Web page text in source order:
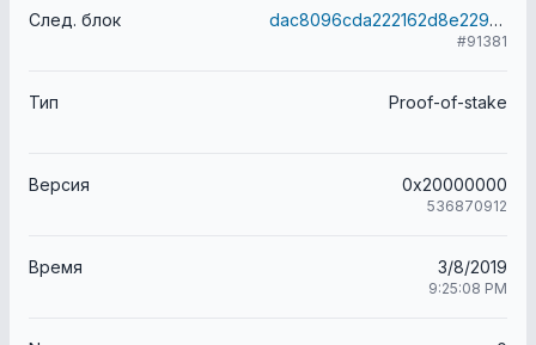
След. блок dac8096cda222162d8e2292be40f3fd8f01406b7b2057577acfceaa5de2a904b
#91381
Тип Proof-of-stake
Версия 0x20000000
536870912
Время 3/8/2019
9:25:08 PM